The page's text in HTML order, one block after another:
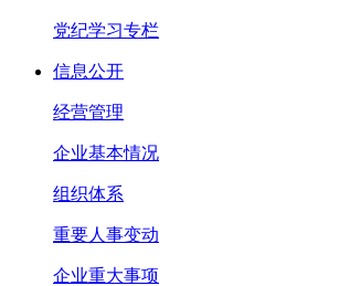
党纪学习专栏
信息公开
经营管理
企业基本情况
组织体系
重要人事变动
企业重大事项